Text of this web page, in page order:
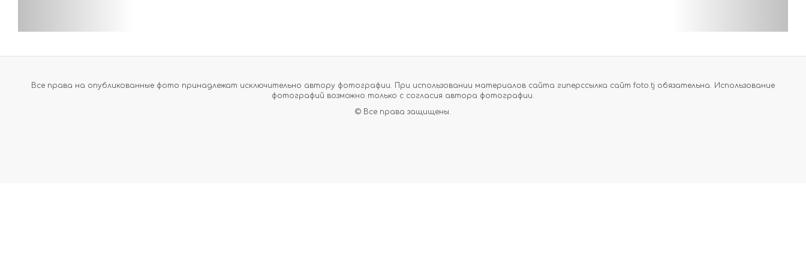
Все права на опубликованные фото принадлежат исключительно автору фотографии. При использовании материалов сайта гиперссылка сайт foto.tj обязательна. Использование
фотографий возможно только с согласия автора фотографии.
© Все права защищены.